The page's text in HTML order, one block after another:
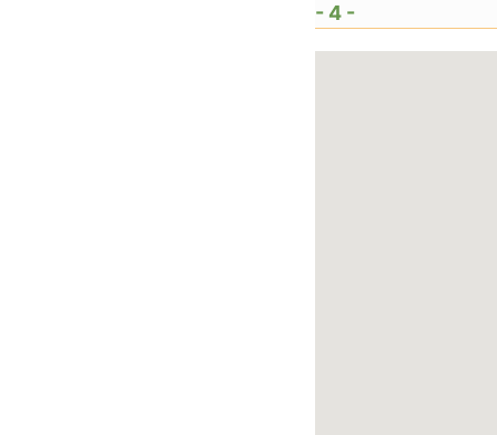
- 4 -